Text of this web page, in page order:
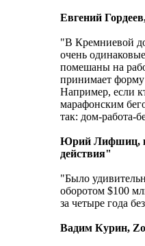
Евгений
"В Кремниевой
очень
помешаны на
принимает форму
Например, если
марафонским
так: дом-работа-
Юрий Лифшиц,
действия"
"Было
оборотом $100
за четыре года
Вадим Курин,